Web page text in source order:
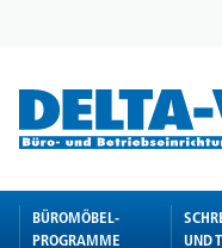
BÜROMÖBEL-
PROGRAMME
UND